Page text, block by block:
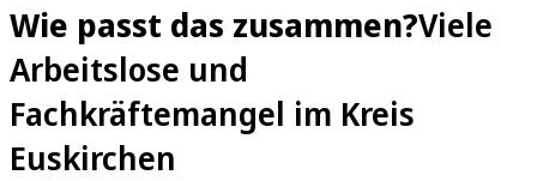
Wie passt das zusammen?Viele
Arbeitslose und
Fachkräftemangel im Kreis
Euskirchen